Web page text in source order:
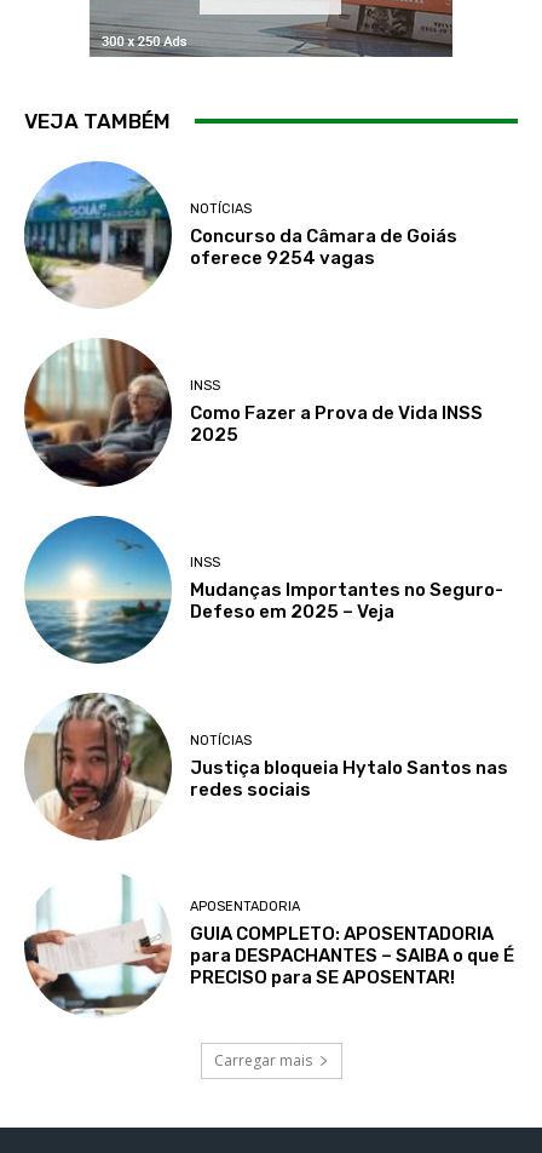
VEJA TAMBÉM
NOTÍCIAS
Concurso da Câmara de Goiás
oferece 9254 vagas
INSS
Como Fazer a Prova de Vida INSS
2025
INSS
Mudanças Importantes no Seguro-
Defeso em 2025 – Veja
NOTÍCIAS
Justiça bloqueia Hytalo Santos nas
redes sociais
APOSENTADORIA
GUIA COMPLETO: APOSENTADORIA
para DESPACHANTES – SAIBA o que É
PRECISO para SE APOSENTAR!
Carregar mais